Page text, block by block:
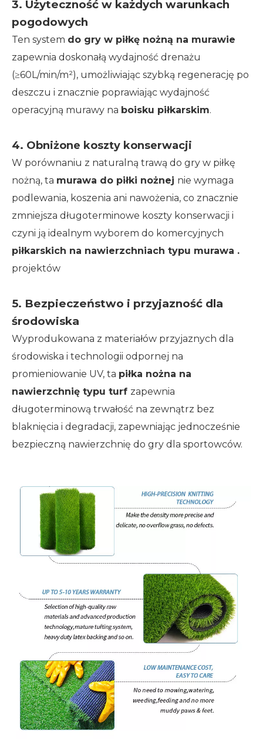
3. Użyteczność w każdych warunkach
pogodowych
Ten system do gry w piłkę nożną na murawie
zapewnia doskonałą wydajność drenażu
(≥60L/min/m²), umożliwiając szybką regenerację po
deszczu i znacznie poprawiając wydajność
operacyjną murawy na boisku piłkarskim.
4. Obniżone koszty konserwacji
W porównaniu z naturalną trawą do gry w piłkę
nożną, ta murawa do piłki nożnej nie wymaga
podlewania, koszenia ani nawożenia, co znacznie
zmniejsza długoterminowe koszty konserwacji i
czyni ją idealnym wyborem do komercyjnych
piłkarskich na nawierzchniach typu murawa .
projektów
5. Bezpieczeństwo i przyjazność dla
środowiska
Wyprodukowana z materiałów przyjaznych dla
środowiska i technologii odpornej na
promieniowanie UV, ta piłka nożna na
nawierzchnię typu turf zapewnia
długoterminową trwałość na zewnątrz bez
blaknięcia i degradacji, zapewniając jednocześnie
bezpieczną nawierzchnię do gry dla sportowców.